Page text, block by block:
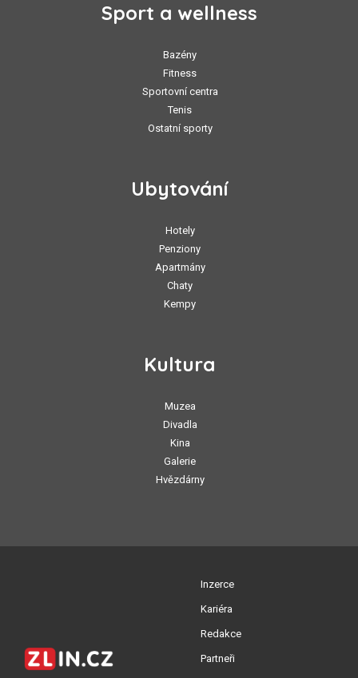
Sport a wellness
Bazény
Fitness
Sportovní centra
Tenis
Ostatní sporty
Ubytování
Hotely
Penziony
Apartmány
Chaty
Kempy
Kultura
Muzea
Divadla
Kina
Galerie
Hvězdárny
Inzerce
Kariéra
Redakce
Partneři